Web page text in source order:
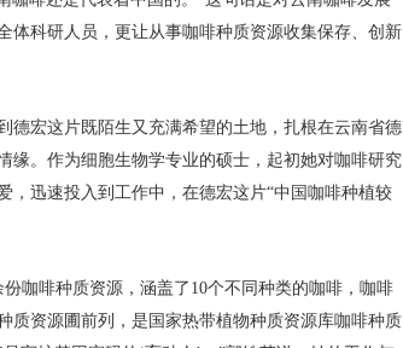
体科研人员，更让从事咖啡种质资源收集保存、创新
德宏这片既陌生又充满希望的土地，扎根在云南省德
缘。作为细胞生物学专业的硕士，起初她对咖啡研究
，迅速投入到工作中，在德宏这片“中国咖啡种植较
咖啡种质资源，涵盖了10个不同种类的咖啡，咖啡
质资源圃前列，是国家热带植物种质资源库咖啡种质